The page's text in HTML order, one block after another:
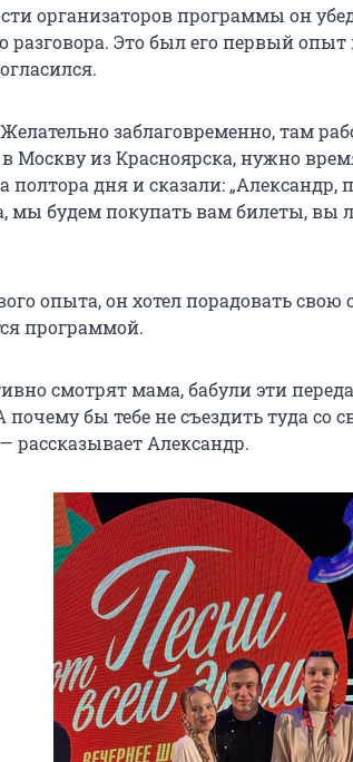
организаторов программы он
разговора. Это был его первый
заблаговременно, там
в Москву из Красноярска, нужно
полтора дня и сказали: „Александр,
мы будем покупать вам билеты, вы
опыта, он хотел порадовать свою
программой.
смотрят мама, бабули эти
почему бы тебе не съездить туда
рассказывает Александр.